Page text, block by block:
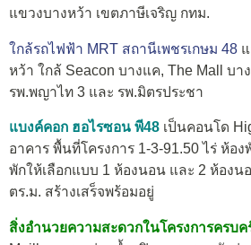
แขวงบางหว้า เขตภาษีเจริญ กทม.
ใกล้รถไฟฟ้า MRT สถานีเพชรเกษม 48
หว้า ใกล้ Seacon บางแค, The Mall บา
รพ.พญาไท 3 และ รพ.มิตรประชา
แบงค์คอก ฮอไรซอน พี48 เป็นคอนโด
อาคาร พื้นที่โครงการ 1-3-91.50 ไร่ ห้อ
พักให้เลือกแบบ 1 ห้องนอน และ 2 ห้องน
ตร.ม. สร้างเสร็จพร้อมอยู่
สิ่งอำนวยความสะดวกในโครงการครบค